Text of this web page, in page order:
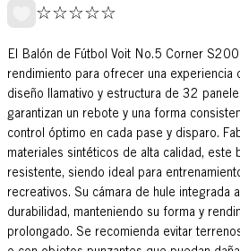
☆☆☆☆☆
El Balón de Fútbol Voit No.5 Corner
rendimiento para ofrecer una experiencia
diseño llamativo y estructura de 32
garantizan un rebote y una forma
control óptimo en cada pase y disparo.
materiales sintéticos de alta calidad, este
resistente, siendo ideal para
recreativos. Su cámara de hule integrada
durabilidad, manteniendo su forma y
prolongado. Se recomienda evitar